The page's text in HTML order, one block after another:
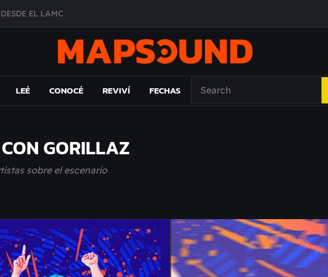
EL LAMC
DE ÉPOCA EN FORMA DE DISCO
LEÉ CONOCÉ REVIVÍ FECHAS
GORILLAZ
sobre el escenario